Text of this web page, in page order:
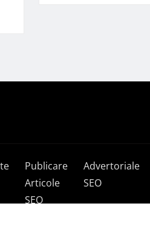
Publicare
Articole
SEO
Advertoriale
SEO